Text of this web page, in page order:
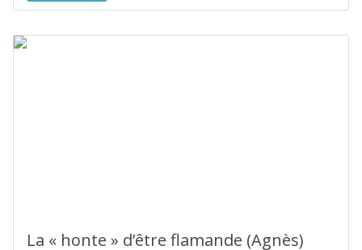
La « honte » d’être flamande (Agnès)